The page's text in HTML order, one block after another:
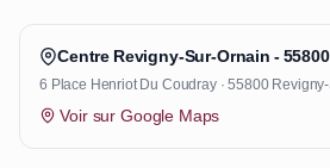
Centre Revigny-Sur-Ornain - 55800
6 Place Henriot Du Coudray · 55800
Voir sur Google Maps